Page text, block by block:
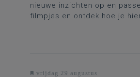
nieuwe inzichten op en
filmpjes en ontdek hoe je
vrijdag 29 augustus